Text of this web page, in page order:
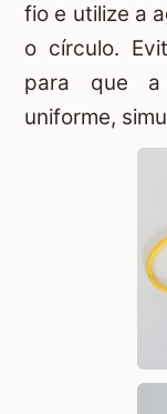
fio e utilize a
o círculo.
para que a
uniforme,